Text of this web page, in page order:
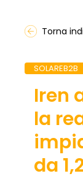
Torna
SOLAREB2B
Iren
la
da